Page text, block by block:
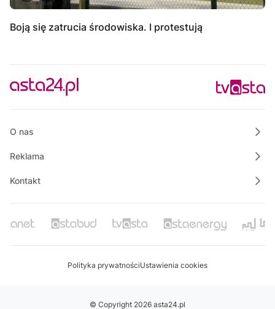
Boją się zatrucia środowiska. I protestują
O nas
Reklama
Kontakt
Polityka prywatnościUstawienia cookies
© Copyright 2026 asta24.pl